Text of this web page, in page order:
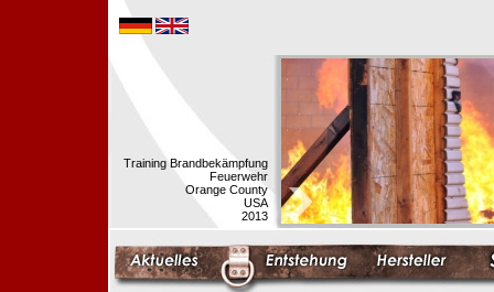
Training Brandbekämpfung
Feuerwehr
Orange County
USA
2013